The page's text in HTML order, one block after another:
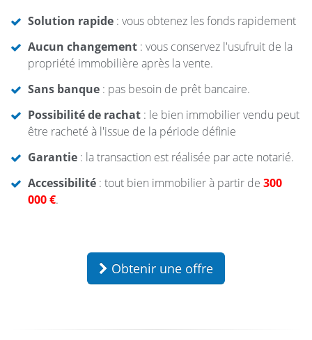
Solution rapide : vous obtenez les fonds rapidement
Aucun changement : vous conservez l'usufruit de la
propriété immobilière après la vente.
Sans banque : pas besoin de prêt bancaire.
Possibilité de rachat : le bien immobilier vendu peut
être racheté à l'issue de la période définie
Garantie : la transaction est réalisée par acte notarié.
Accessibilité : tout bien immobilier à partir de 300
000 €.
Obtenir une offre